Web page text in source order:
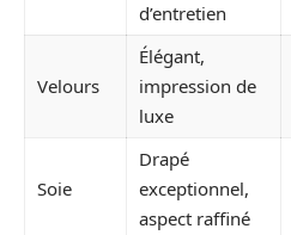
d’entretien
Velours
Élégant,
impression de
luxe
Soie
Drapé
exceptionnel,
aspect raffiné